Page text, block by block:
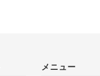
メニュー